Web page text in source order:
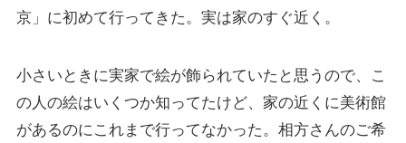
京」に初めて行ってきた。実は家のすぐ近く。
小さいときに実家で絵が飾られていたと思うので、こ
の人の絵はいくつか知ってたけど、家の近くに美術館
があるのにこれまで行ってなかった。相方さんのご希